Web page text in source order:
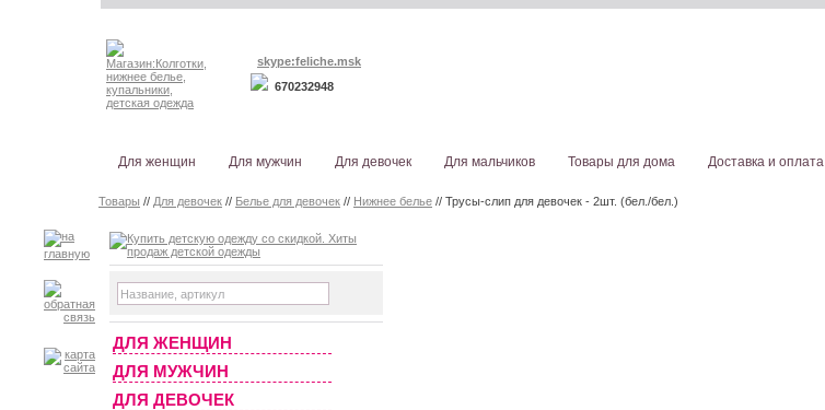
skype:feliche.msk
670232948
Для женщин Для мужчин Для девочек Для мальчиков Товары для дома Доставка и оплата
Товары // Для девочек // Белье для девочек // Нижнее белье // Трусы-слип для девочек - 2шт. (бел./бел.)
ДЛЯ ЖЕНЩИН
ДЛЯ МУЖЧИН
ДЛЯ ДЕВОЧЕК